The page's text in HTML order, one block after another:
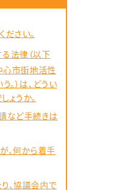
さい。
法律（以下
心市街地活性
。）は、どうい
ょうか。
など手続きは
、何から着手
、協議会内で